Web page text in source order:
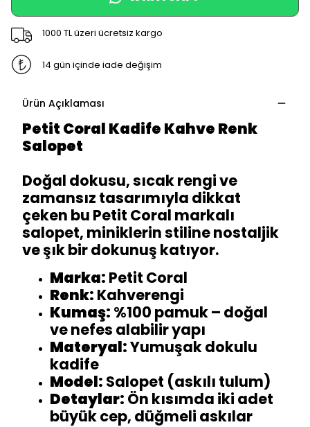
1000 TL üzeri ücretsiz kargo
14 gün içinde iade değişim
Ürün Açıklaması
Petit Coral Kadife Kahve Renk
Salopet
Doğal dokusu, sıcak rengi ve
zamansız tasarımıyla dikkat
çeken bu Petit Coral markalı
salopet, miniklerin stiline nostaljik
ve şık bir dokunuş katıyor.
Marka: Petit Coral
Renk: Kahverengi
Kumaş: %100 pamuk – doğal
ve nefes alabilir yapı
Materyal:Yumuşak dokulu
kadife
Model: Salopet (askılı tulum)
Detaylar: Ön kısımda iki adet
büyük cep, düğmeli askılar